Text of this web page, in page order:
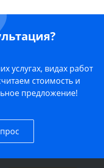
услугах, видах работ
стоимость и
предложение!